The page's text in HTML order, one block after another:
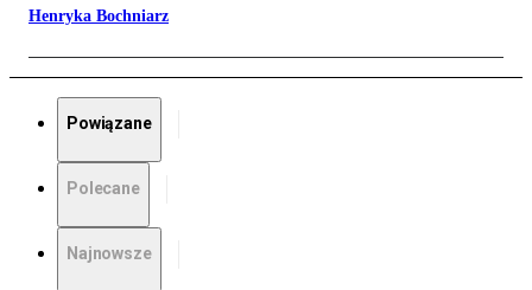
Henryka Bochniarz
Powiązane
Polecane
Najnowsze